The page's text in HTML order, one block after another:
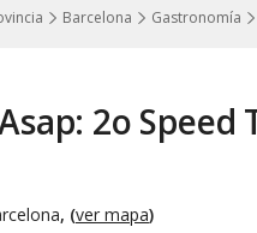
Barcelona Gastronomía
2o Speed
, (ver mapa)